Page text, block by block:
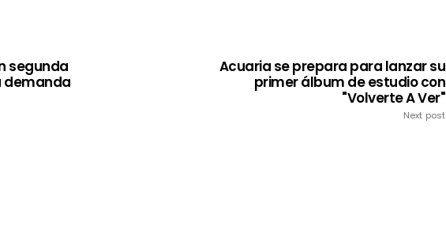
segunda
demanda
Acuaria se prepara para lanzar su
primer álbum de estudio con
"Volverte A Ver"
Next post